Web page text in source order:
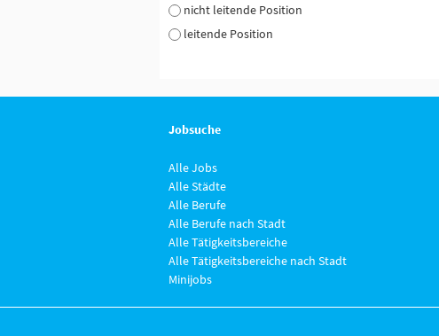
nicht leitende Position
leitende Position
Jobsuche
Alle Jobs
Alle Städte
Alle Berufe
Alle Berufe nach Stadt
Alle Tätigkeitsbereiche
Alle Tätigkeitsbereiche nach Stadt
Minijobs